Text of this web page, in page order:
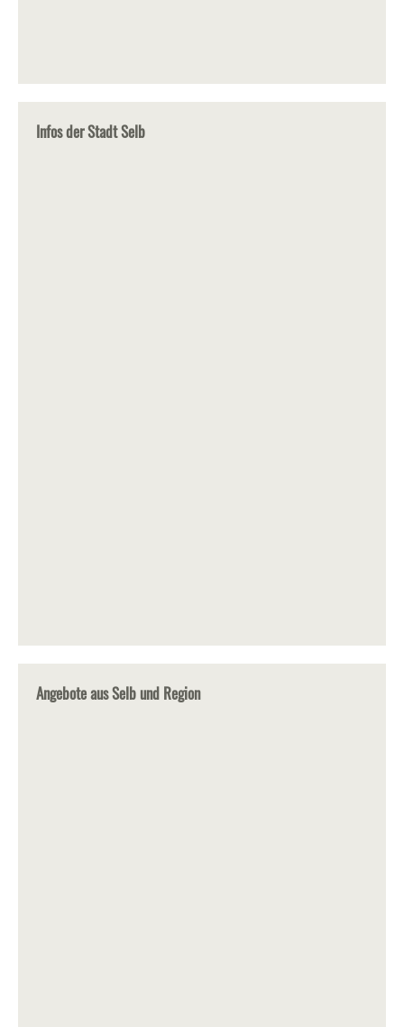
Infos der Stadt Selb
Angebote aus Selb und Region